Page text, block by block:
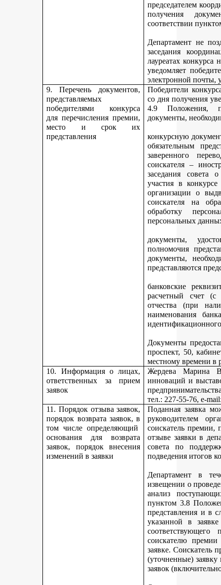
председателем
получения
соответствии
Департамент не
заседания
лауреатах
уведомляет
электронной почты,
9. Перечень документов,
представляемых
победителями конкурса
для перечисления премии,
место и срок их
представления
Победители
со дня получения
4.9 Положения,
документы,
конкурсную
обязательным
заверенного
соискателя –
заседания совета
участия в
организации о
соискателя на
обработку
персональных
документы,
полномочия
документы,
представляются
банковские
расчетный счет (с
отчества (при
наименования
Документы
проспект, 50,
местному времени в
10. Информация о лицах,
ответственных за прием
заявок
Жердева Марина
инноваций и
тел.: 227-55-76, e-
11. Порядок отзыва заявок,
порядок возврата заявок, в
том числе определяющий
основания для возврата
заявок, порядок внесения
изменений в заявки
Поданная заявка
руководителем
соискатель премии,
отзыве заявки в
совета по
подведения итогов
Департамент в
извещении о
анализ
пунктом 3.8
представления и в
указанной в
соответствующего
соискателю
заявке. Соискатель
(уточненные)
заявок